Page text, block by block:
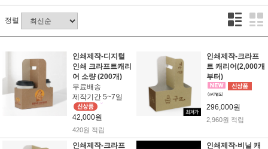
정렬
인쇄제작-디지털
인쇄 크라프트캐리
어 소량 (200개)
무료배송
제작기간 5~7일
42,000원
420원 적립
인쇄제작-크라프
트 캐리어(2,000개
부터)
296,000원
2,960원 적립
인쇄제작-크라프
인쇄제작-비닐 캐